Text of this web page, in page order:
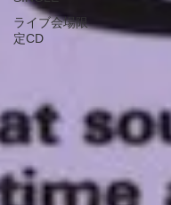
ライブ会場限
定CD